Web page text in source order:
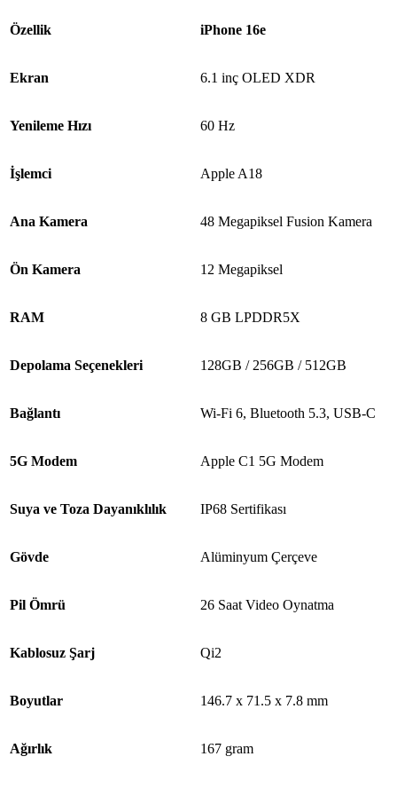
Özellik iPhone 16e
Ekran 6.1 inç OLED XDR
Yenileme Hızı 60 Hz
İşlemci Apple A18
Ana Kamera 48 Megapiksel Fusion Kamera
Ön Kamera 12 Megapiksel
RAM 8 GB LPDDR5X
Depolama Seçenekleri 128GB / 256GB / 512GB
Bağlantı Wi-Fi 6, Bluetooth 5.3, USB-C
5G Modem Apple C1 5G Modem
Suya ve Toza Dayanıklılık IP68 Sertifikası
Gövde Alüminyum Çerçeve
Pil Ömrü 26 Saat Video Oynatma
Kablosuz Şarj Qi2
Boyutlar 146.7 x 71.5 x 7.8 mm
Ağırlık 167 gram